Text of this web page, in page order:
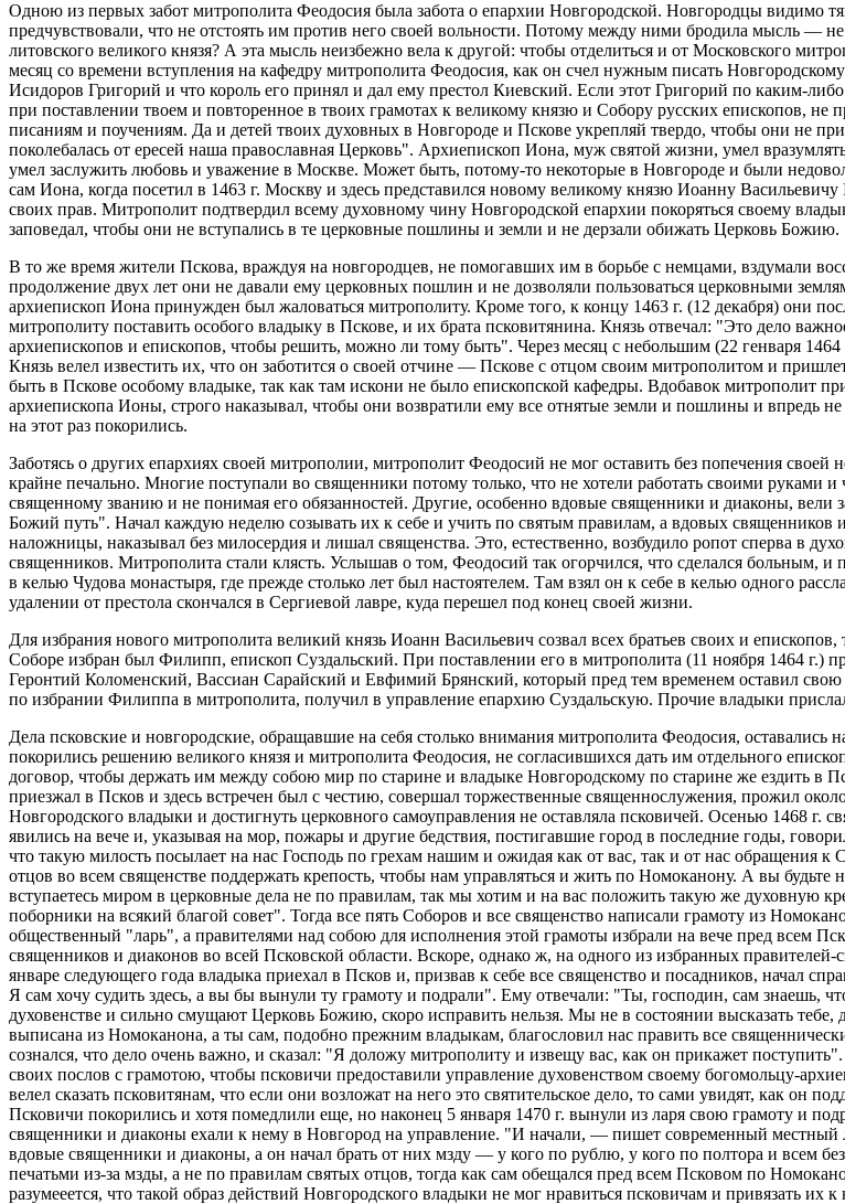
Одною из первых забот митрополита Феодосия была забота о епархии Новгородской. Новгородцы видимо
предчувствовали, что не отстоять им против него своей вольности. Потому между ними бродила мысль —
литовского великого князя? А эта мысль неизбежно вела к другой: чтобы отделиться и от Московского
месяц со времени вступления на кафедру митрополита Феодосия, как он счел нужным писать
Исидоров Григорий и что король его принял и дал ему престол Киевский. Если этот Григорий по каким-
при поставлении твоем и повторенное в твоих грамотах к великому князю и Собору русских епископов,
писаниям и поучениям. Да и детей твоих духовных в Новгороде и Пскове укрепляй твердо, чтобы они не
поколебалась от ересей наша православная Церковь". Архиепископ Иона, муж святой жизни, умел
умел заслужить любовь и уважение в Москве. Может быть, потому-то некоторые в Новгороде и были
сам Иона, когда посетил в 1463 г. Москву и здесь представился новому великому князю Иоанну
своих прав. Митрополит подтвердил всему духовному чину Новгородской епархии покоряться своему
заповедал, чтобы они не вступались в те церковные пошлины и земли и не дерзали обижать Церковь Божию.
В то же время жители Пскова, враждуя на новгородцев, не помогавших им в борьбе с немцами, вздумали
продолжение двух лет они не давали ему церковных пошлин и не дозволяли пользоваться церковными
архиепископ Иона принужден был жаловаться митрополиту. Кроме того, к концу 1463 г. (12 декабря) они
митрополиту поставить особого владыку в Пскове, и их брата псковитянина. Князь отвечал: "Это дело
архиепископов и епископов, чтобы решить, можно ли тому быть". Через месяц с небольшим (22 генваря
Князь велел известить их, что он заботится о своей отчине — Пскове с отцом своим митрополитом и
быть в Пскове особому владыке, так как там искони не было епископской кафедры. Вдобавок митрополит
архиепископа Ионы, строго наказывал, чтобы они возвратили ему все отнятые земли и пошлины и впредь
на этот раз покорились.
Заботясь о других епархиях своей митрополии, митрополит Феодосий не мог оставить без попечения
крайне печально. Многие поступали во священники потому только, что не хотели работать своими руками
священному званию и не понимая его обязанностей. Другие, особенно вдовые священники и диаконы,
Божий путь". Начал каждую неделю созывать их к себе и учить по святым правилам, а вдовых священников и
наложницы, наказывал без милосердия и лишал священства. Это, естественно, возбудило ропот сперва в
священников. Митрополита стали клясть. Услышав о том, Феодосий так огорчился, что сделался больным, и
в келью Чудова монастыря, где прежде столько лет был настоятелем. Там взял он к себе в келью одного
удалении от престола скончался в Сергиевой лавре, куда перешел под конец своей жизни.
Для избрания нового митрополита великий князь Иоанн Васильевич созвал всех братьев своих и
Соборе избран был Филипп, епископ Суздальский. При поставлении его в митрополита (11 ноября 1464 г.)
Геронтий Коломенский, Вассиан Сарайский и Евфимий Брянский, который пред тем временем оставил
по избрании Филиппа в митрополита, получил в управление епархию Суздальскую. Прочие владыки
Дела псковские и новгородские, обращавшие на себя столько внимания митрополита Феодосия,
покорились решению великого князя и митрополита Феодосия, не согласившихся дать им отдельного
договор, чтобы держать им между собою мир по старине и владыке Новгородскому по старине же ездить в
приезжал в Псков и здесь встречен был с честию, совершал торжественные священнослужения, прожил
Новгородского владыки и достигнуть церковного самоуправления не оставляла псковичей. Осенью 1468
явились на вече и, указывая на мор, пожары и другие бедствия, постигавшие город в последние годы,
что такую милость посылает на нас Господь по грехам нашим и ожидая как от вас, так и от нас
отцов во всем священстве поддержать крепость, чтобы нам управляться и жить по Номоканону. А вы
вступаетесь миром в церковные дела не по правилам, так мы хотим и на вас положить такую же духовную
поборники на всякий благой совет". Тогда все пять Соборов и все священство написали грамоту из
общественный "ларь", а правителями над собою для исполнения этой грамоты избрали на вече пред всем
священников и диаконов во всей Псковской области. Вскоре, однако ж, на одного из избранных
январе следующего года владыка приехал в Псков и, призвав к себе все священство и посадников, начал
Я сам хочу судить здесь, а вы бы вынули ту грамоту и подрали". Ему отвечали: "Ты, господин, сам знаешь,
духовенстве и сильно смущают Церковь Божию, скоро исправить нельзя. Мы не в состоянии высказать
выписана из Номоканона, а ты сам, подобно прежним владыкам, благословил нас править все
сознался, что дело очень важно, и сказал: "Я доложу митрополиту и извещу вас, как он прикажет
своих послов с грамотою, чтобы псковичи предоставили управление духовенством своему богомольцу-
велел сказать псковитянам, что если они возложат на него это святительское дело, то сами увидят, как он
Псковичи покорились и хотя помедлили еще, но наконец 5 января 1470 г. вынули из ларя свою грамоту и
священники и диаконы ехали к нему в Новгород на управление. "И начали, — пишет современный
вдовые священники и диаконы, а он начал брать от них мзду — у кого по рублю, у кого по полтора и всем
печатьми из-за мзды, а не по правилам святых отцов, тогда как сам обещался пред всем Псковом по
разумееется, что такой образ действий Новгородского владыки не мог нравиться псковичам и привязать их к